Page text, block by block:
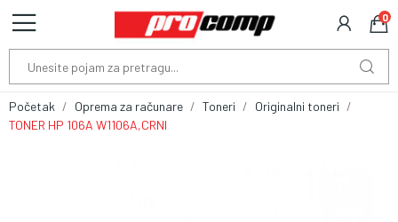
0
Početak Oprema za računare Toneri
Originalni toneri
TONER HP 106A W1106A,CRNI